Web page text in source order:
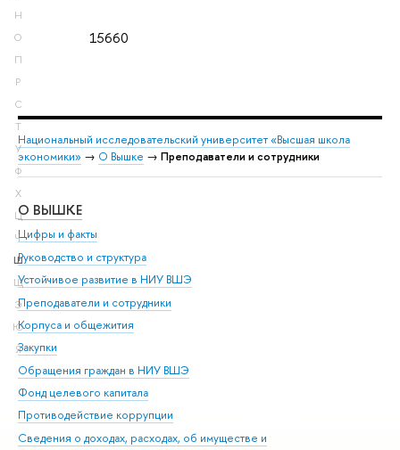
Н
О
П
Р
С
Т
У
Ф
Х
Ц
Ч
Ш
Щ
Э
Ю
Я
15660
Национальный исследовательский университет «Высшая школа
экономики» → О Вышке → Преподаватели и сотрудники
О ВЫШКЕ
Цифры и факты
Руководство и структура
Устойчивое развитие в НИУ ВШЭ
Преподаватели и сотрудники
Корпуса и общежития
Закупки
Обращения граждан в НИУ ВШЭ
Фонд целевого капитала
Противодействие коррупции
Сведения о доходах, расходах, об имуществе и